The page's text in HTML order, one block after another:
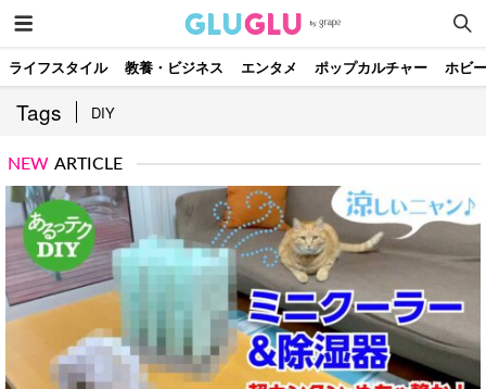
ライフスタイル 教養・ビジネス エンタメ ポップカルチャー ホビー
Tags DIY
NEW ARTICLE